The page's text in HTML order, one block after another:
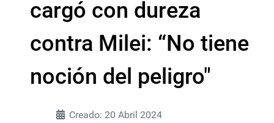
cargó con dureza
contra Milei: “No tiene
noción del peligro"
Creado: 20 Abril 2024